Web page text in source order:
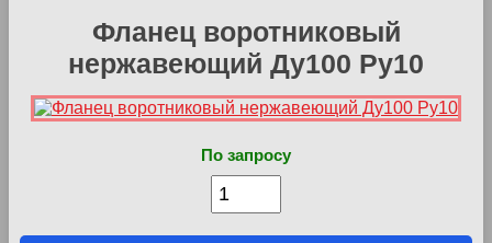
Фланец воротниковый
нержавеющий Ду100 Ру10
По запросу